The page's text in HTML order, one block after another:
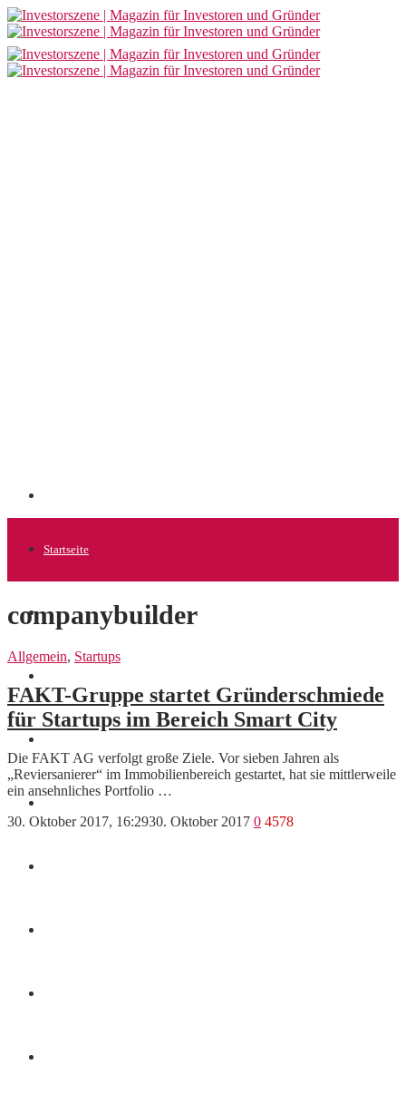
Startseite
Allgemein
companybuilder
Allgemein, Startups
FAKT-Gruppe startet Gründerschmiede
für Startups im Bereich Smart City
Die FAKT AG verfolgt große Ziele. Vor sieben Jahren als
„Reviersanierer“ im Immobilienbereich gestartet, hat sie mittlerweile
ein ansehnliches Portfolio …
30. Oktober 2017, 16:2930. Oktober 2017 0 4578